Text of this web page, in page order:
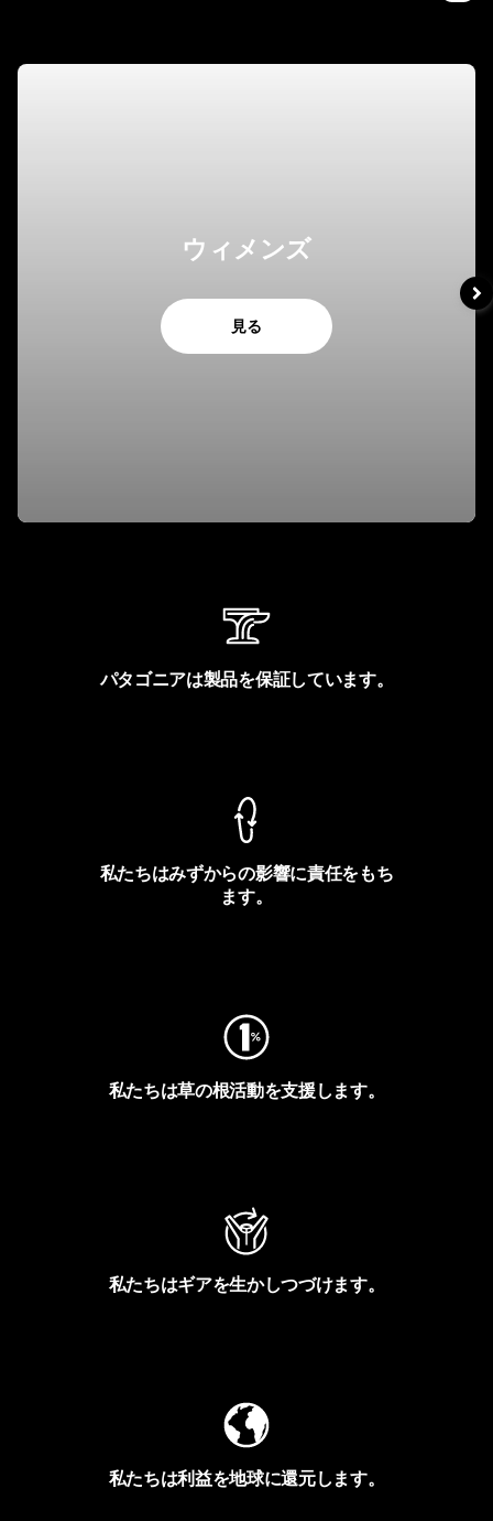
ウィメンズ
見る
パタゴニアは製品を保証しています。
私たちはみずからの影響に責任をもち
ます。
私たちは草の根活動を支援します。
私たちはギアを生かしつづけます。
私たちは利益を地球に還元します。